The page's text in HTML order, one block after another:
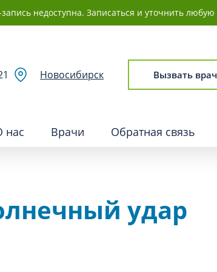
недоступна. Записаться и уточнить
Новосибирск Вызвать
Сосудистая хирургия и
нас Врачи Обратная связь
получения медицинских услуг
удар